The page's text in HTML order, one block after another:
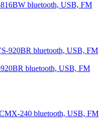
bluetooth, USB, FM
bluetooth, USB, FM